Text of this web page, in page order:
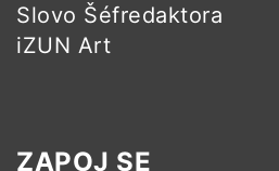
Slovo Šéfredaktora
iZUN Art
ZAPOJ SE